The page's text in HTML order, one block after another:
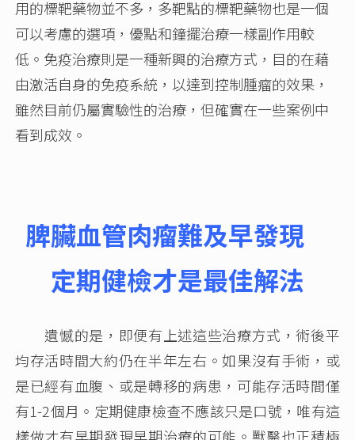
用的標靶藥物並不多，多靶點的標靶藥物也是一個
可以考慮的選項，優點和鐘擺治療一樣副作用較
低。免疫治療則是一種新興的治療方式，目的在藉
由激活自身的免疫系統，以達到控制腫瘤的效果，
雖然目前仍屬實驗性的治療，但確實在一些案例中
看到成效。
脾臟血管肉瘤難及早發現
定期健檢才是最佳解法
遺憾的是，即便有上述這些治療方式，術後平
均存活時間大約仍在半年左右。如果沒有手術，或
是已經有血腹、或是轉移的病患，可能存活時間僅
有1-2個月。定期健康檢查不應該只是口號，唯有這